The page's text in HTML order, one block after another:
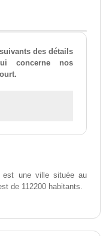
des détails
concerne nos
est une ville située au
de 112200 habitants.